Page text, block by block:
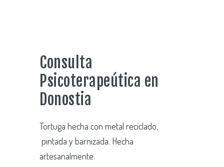
Consulta
Psicoterapeútica en
Donostia
Tortuga hecha con metal reciclado,
pintada y barnizada. Hecha
artesanalmente.